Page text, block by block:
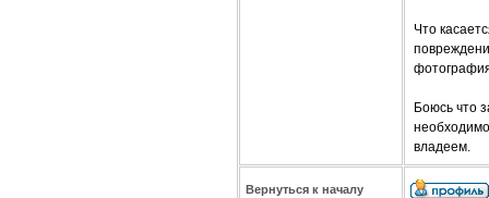
Что
Боюсь что
владеем.
Вернуться к началу